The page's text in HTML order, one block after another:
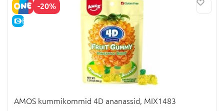
-20%
E-HIND
AMOS kummikommid 4D ananassid, MIX1483